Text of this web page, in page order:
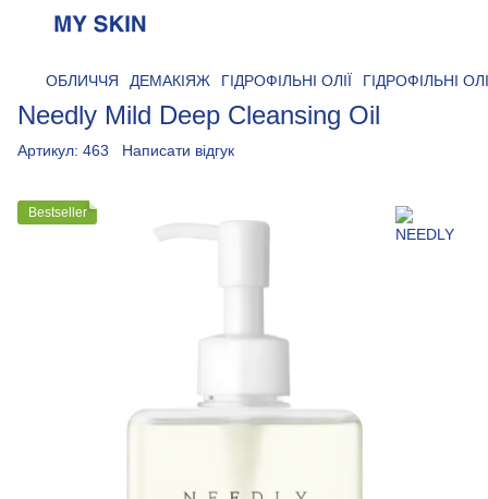
ОБЛИЧЧЯ ДЕМАКІЯЖ ГІДРОФІЛЬНІ ОЛІЇ ГІДРОФІЛЬНІ
Needly Mild Deep Cleansing Oil
Артикул: 463 Написати відгук
Bestseller